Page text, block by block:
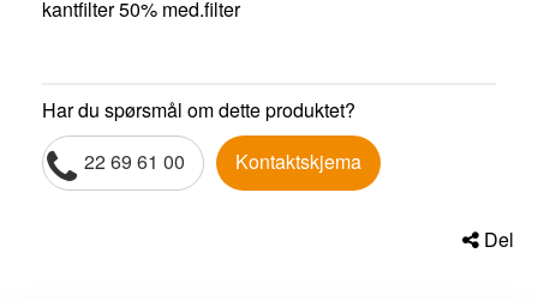
kantfilter 50% med.filter
Har du spørsmål om dette produktet?
22 69 61 00
Kontaktskjema
Del